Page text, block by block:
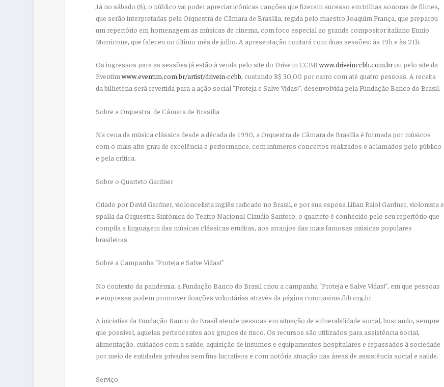
Já no sábado (8), o público vai poder apreciar icônicas canções que fizeram sucesso em trilhas sonoras de filmes,
que serão interpretadas pela Orquestra de Câmara de Brasília, regida pelo maestro Joaquim França, que preparou
um repertório em homenagem as músicas de cinema, com foco especial ao grande compositor italiano Ennio
Morricone, que faleceu no último mês de julho. A apresentação contará com duas sessões: às 19h e às 21h.
Os ingressos para as sessões já estão à venda pelo site do Drive in CCBB www.driveinccbb.com.brou pelo site da
Eventim www.eventim.com.br/artist/drivein-ccbb, custando R$ 30,00 por carro com até quatro pessoas. A receita
da bilheteria será revertida para a ação social “Proteja e Salve Vidas!”, desenvolvida pela Fundação Banco do Brasil.
Sobre a Orquestra de Câmara de Brasília
Na cena da música clássica desde a década de 1990, a Orquestra de Câmara de Brasília é formada por músicos
com o mais alto grau de excelência e performance, com inúmeros concertos realizados e aclamados pelo público
e pela crítica.
Sobre o Quarteto Gardner
Criado por David Gardner, violoncelista inglês radicado no Brasil, e por sua esposa Lilian Raiol Gardner, violonista e
spalla da Orquestra Sinfónica do Teatro Nacional Claudio Santoro, o quarteto é conhecido pelo seu repertório que
compila a linguagem das músicas clássicas eruditas, aos arranjos das mais famosas músicas populares
brasileiras.
Sobre a Campanha “Proteja e Salve Vidas!”
No contexto da pandemia, a Fundação Banco do Brasil criou a campanha “Proteja e Salve Vidas!”, em que pessoas
e empresas podem promover doações voluntárias através da página coronavirus.fbb.org.br.
A iniciativa da Fundação Banco do Brasil atende pessoas em situação de vulnerabilidade social, buscando, sempre
que possível, aquelas pertencentes aos grupos de risco. Os recursos são utilizados para assistência social,
alimentação, cuidados com a saúde, aquisição de insumos e equipamentos hospitalares e repassados à sociedade
por meio de entidades privadas sem fins lucrativos e com notória atuação nas áreas de assistência social e saúde.
Serviço